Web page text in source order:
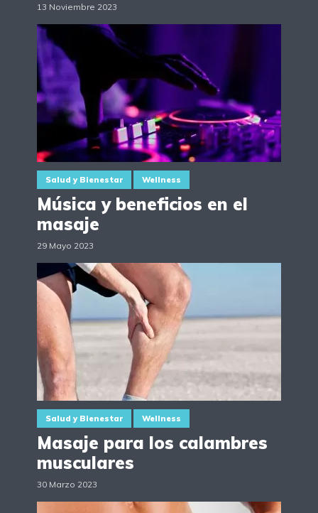
13 Noviembre 2023
Salud y Bienestar Wellness
Música y beneficios en el
masaje
29 Mayo 2023
Salud y Bienestar Wellness
Masaje para los calambres
musculares
30 Marzo 2023